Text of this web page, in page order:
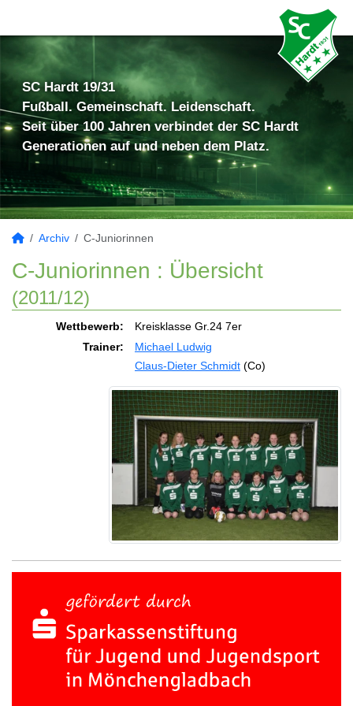
SC Hardt 19/31
Fußball. Gemeinschaft. Leidenschaft.
Seit über 100 Jahren verbindet der SC Hardt
Generationen auf und neben dem Platz.
Archiv C-Juniorinnen
C-Juniorinnen : Übersicht
(2011/12)
Wettbewerb:
Kreisklasse Gr.24 7er
Trainer:
Michael Ludwig
Claus-Dieter Schmidt (Co)